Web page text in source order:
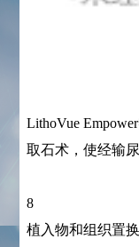
LithoVue
取石术，使经输
8
植入物和组织置